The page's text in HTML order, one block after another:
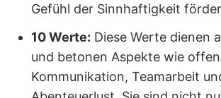
Gefühl der Sinnhaftigkeit
10 Werte: Diese Werte dienen
und betonen Aspekte wie
Kommunikation, Teamarbeit